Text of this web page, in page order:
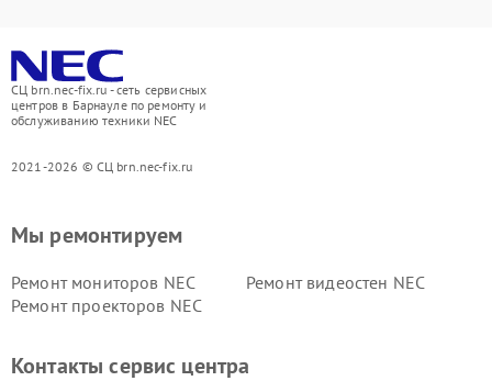
СЦ brn.nec-fix.ru - сеть сервисных
центров в Барнауле по ремонту и
обслуживанию техники NEC
2021-2026 © СЦ brn.nec-fix.ru
Мы ремонтируем
Ремонт мониторов NEC
Ремонт видеостен NEC
Ремонт проекторов NEC
Контакты сервис центра